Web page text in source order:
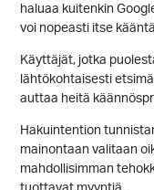
haluaa kuitenkin
voi nopeasti itse
Käyttäjät, jotka
lähtökohtaisesti
auttaa heitä
Hakuintention
mainontaan valitaan
mahdollisimman